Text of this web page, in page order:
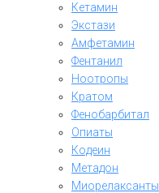
Кетамин
Экстази
Амфетамин
Фентанил
Ноотропы
Кратом
Фенобарбитал
Опиаты
Кодеин
Метадон
Миорелаксанты